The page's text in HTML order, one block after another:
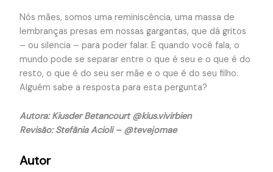
Nós mães, somos uma reminiscência, uma massa de
lembranças presas em nossas gargantas, que dá gritos
– ou silencia – para poder falar. E quando você fala, o
mundo pode se separar entre o que é seu e o que é do
resto, o que é do seu ser mãe e o que é do seu filho.
Alguém sabe a resposta para esta pergunta?
Autora: Kiusder Betancourt @kius.vivirbien
Revisão: Stefânia Acioli – @tevejomae
Autor